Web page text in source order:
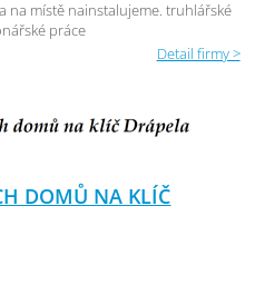
na místě nainstalujeme. truhlářské
práce
Detail firmy >
DOMŮ NA KLÍČ